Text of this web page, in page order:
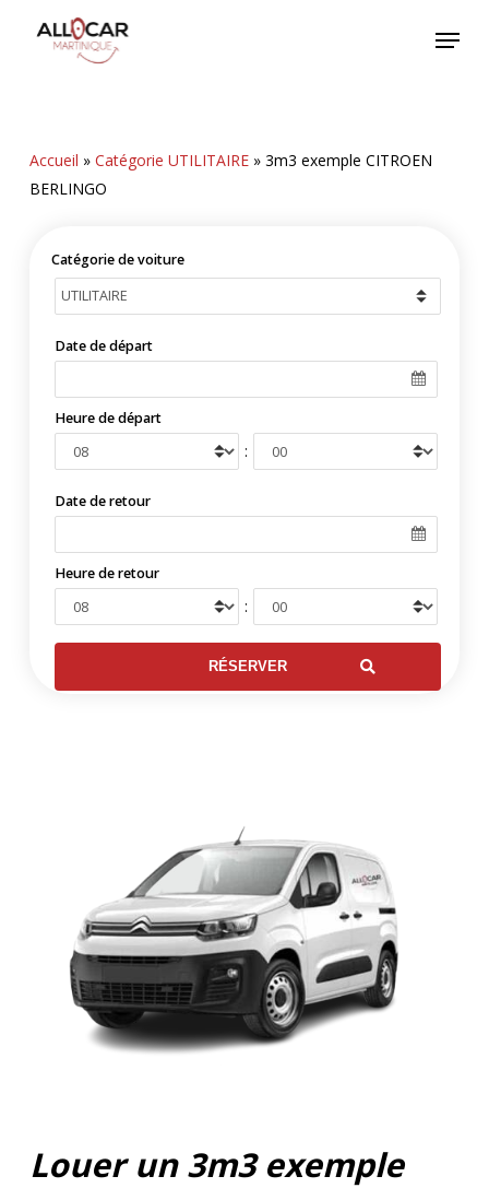
Menu
Accueil » Catégorie UTILITAIRE» 3m3 exemple CITROEN
BERLINGO
Catégorie de voiture
Date de départ
Heure de départ
:
Date de retour
Heure de retour
:
Louer un 3m3 exemple